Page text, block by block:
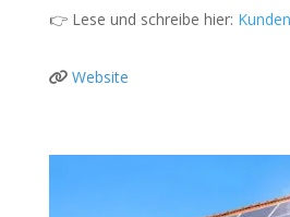
👉 Lese und schreibe hier:
Website